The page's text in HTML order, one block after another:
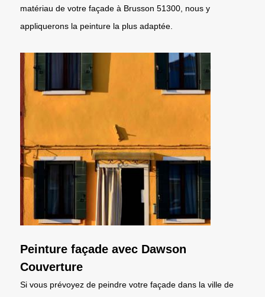
matériau de votre façade à Brusson 51300, nous y
appliquerons la peinture la plus adaptée.
Peinture façade avec Dawson
Couverture
Si vous prévoyez de peindre votre façade dans la ville de